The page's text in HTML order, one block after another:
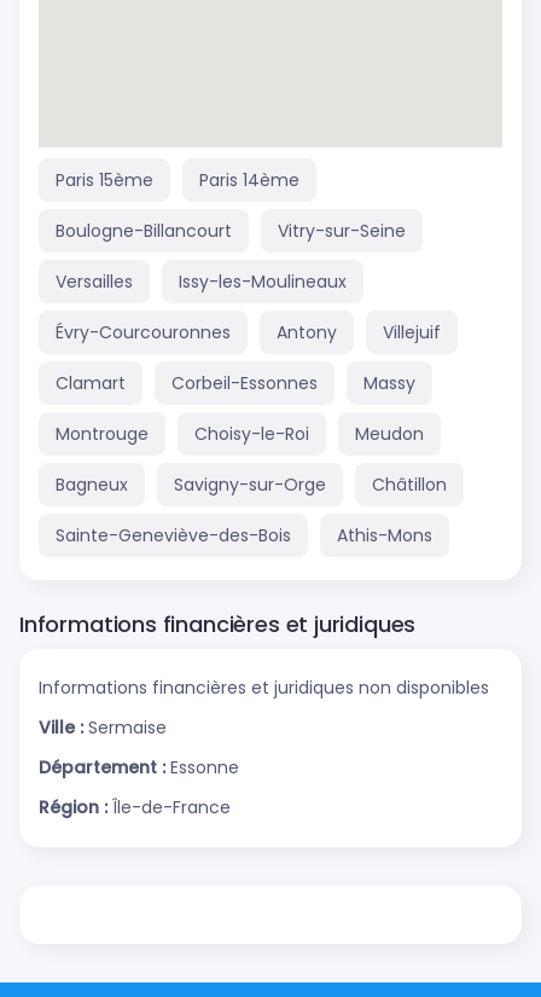
Paris 15ème Paris 14ème
Boulogne-Billancourt Vitry-sur-Seine
Versailles Issy-les-Moulineaux
Évry-Courcouronnes Antony Villejuif
Clamart Corbeil-Essonnes Massy
Montrouge Choisy-le-Roi Meudon
Bagneux Savigny-sur-Orge Châtillon
Sainte-Geneviève-des-Bois Athis-Mons
Informations financières et juridiques
Informations financières et juridiques non disponibles
Ville : Sermaise
Département : Essonne
Région : Île-de-France